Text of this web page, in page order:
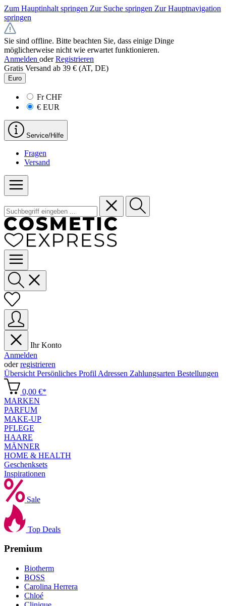
Zum Hauptinhalt springen Zur Suche springen Zur Hauptnavigation
springen
Sie sind offline. Bitte beachten Sie, dass einige Dinge
möglicherweise nicht wie erwartet funktionieren.
Anmelden oder Registrieren
Gratis Versand ab 39 € (AT, DE)
Euro
FrCHF
€ EUR
Service/Hilfe
Fragen
Versand
Ihr Konto
Anmelden
oderregistrieren
Übersicht Persönliches Profil Adressen Zahlungsarten Bestellungen
0,00 €*
MARKEN
PARFUM
MAKE-UP
PFLEGE
HAARE
MÄNNER
HOME & HEALTH
Geschenksets
Inspirationen
Sale
Top Deals
Premium
Biotherm
BOSS
Carolina Herrera
Chloé